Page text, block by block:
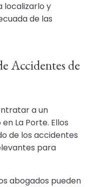
localizarlo y
de las
Accidentes de
a un
La Porte. Ellos
de los accidentes
para
abogados pueden